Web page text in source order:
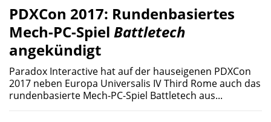
PDXCon 2017: Rundenbasiertes
Mech-PC-Spiel Battletech
angekündigt
Paradox Interactive hat auf der hauseigenen PDXCon
2017 neben Europa Universalis IV Third Rome auch das
rundenbasierte Mech-PC-Spiel Battletech aus...